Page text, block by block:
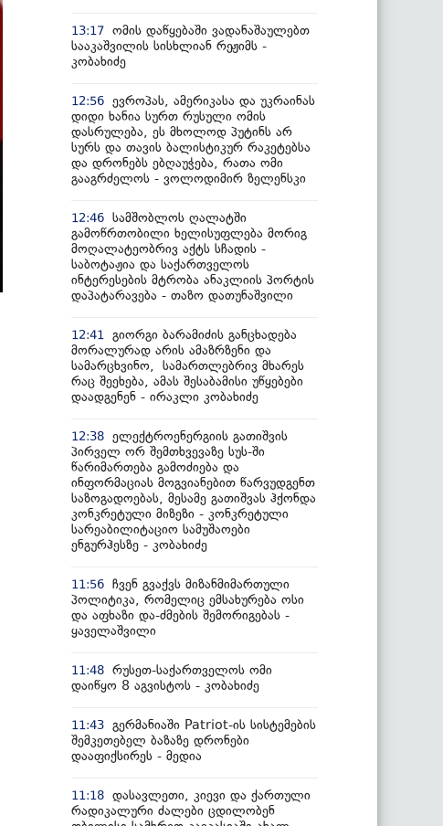
13:17 ომის დაწყებაში ვადანაშაულებთ
სააკაშვილის სისხლიან რეჟიმს -
კობახიძე
12:56 ევროპას, ამერიკასა და უკრაინას
დიდი ხანია სურთ რუსული ომის
დასრულება, ეს მხოლოდ პუტინს არ
სურს და თავის ბალისტიკურ რაკეტებსა
და დრონებს ებღაუჭება, რათა ომი
გააგრძელოს - ვოლოდიმირ ზელენსკი
12:46 სამშობლოს ღალატში
გამოწრთობილი ხელისუფლება მორიგ
მოღალატეობრივ აქტს სჩადის -
საბოტაჟია და საქართველოს
ინტერესების მტრობა ანაკლიის პორტის
დაპატარავება - თაზო დათუნაშვილი
12:41
გიორგი ბარამიძის განცხადება
მორალურად არის ამაზრზენი და
სამარცხვინო, სამართლებრივ მხარეს
რაც შეეხება, ამას შესაბამისი უწყებები
დაადგენენ - ირაკლი კობახიძე
12:38 ელექტროენერგიის გათიშვის
პირველ ორ შემთხვევაზე სუს-ში
წარიმართება გამოძიება და
ინფორმაციას მოგვიანებით წარვუდგენთ
საზოგადოებას, მესამე გათიშვას ჰქონდა
კონკრეტული მიზეზი - კონკრეტული
სარეაბილიტაციო სამუშაოები
ენგურჰესზე - კობახიძე
11:56 ჩვენ გვაქვს მიზანმიმართული
პოლიტიკა, რომელიც ემსახურება ოსი
და აფხაზი და-ძმების შემორიგებას -
ყაველაშვილი
11:48 რუსეთ-საქართველოს ომი
დაიწყო 8 აგვისტოს - კობახიძე
11:43 გერმანიაში Patriot-ის სისტემების
შემკეთებელ ბაზაზე დრონები
დააფიქსირეს - მედია
11:18 დასავლეთი, კიევი და ქართული
რადიკალური ძალები ცდილობენ